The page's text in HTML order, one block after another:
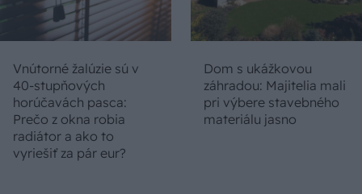
Vnútorné žalúzie sú v
40-stupňových
horúčavách pasca:
Prečo z okna robia
radiátor a ako to
vyriešiť za pár eur?
Dom s ukážkovou
záhradou: Majitelia mali
pri výbere stavebného
materiálu jasno